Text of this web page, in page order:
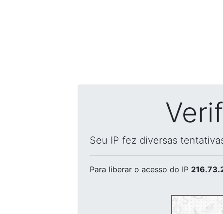
Seu IP fez diversas
Para liberar o acesso do IP